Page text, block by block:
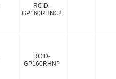
RCID-
GP160RHNG2
RCID-
GP160RHNP